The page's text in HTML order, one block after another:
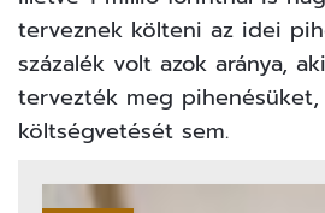
terveznek költeni az idei
százalék volt azok aránya,
tervezték meg
költségvetését sem.